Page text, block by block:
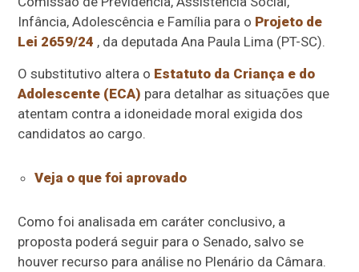
Infância, Adolescência e Família para o Projeto de
Lei 2659/24 , da deputada Ana Paula Lima (PT-SC).
Osubstitutivo altera o Estatuto da Criança e do
Adolescente (ECA) para detalhar as situações que
atentam contra a idoneidade moral exigida dos
candidatos ao cargo.
Veja o que foi aprovado
Como foi analisada em caráter conclusivo, a
proposta poderá seguir para o Senado, salvo se
houver recurso para análise no Plenário da Câmara.